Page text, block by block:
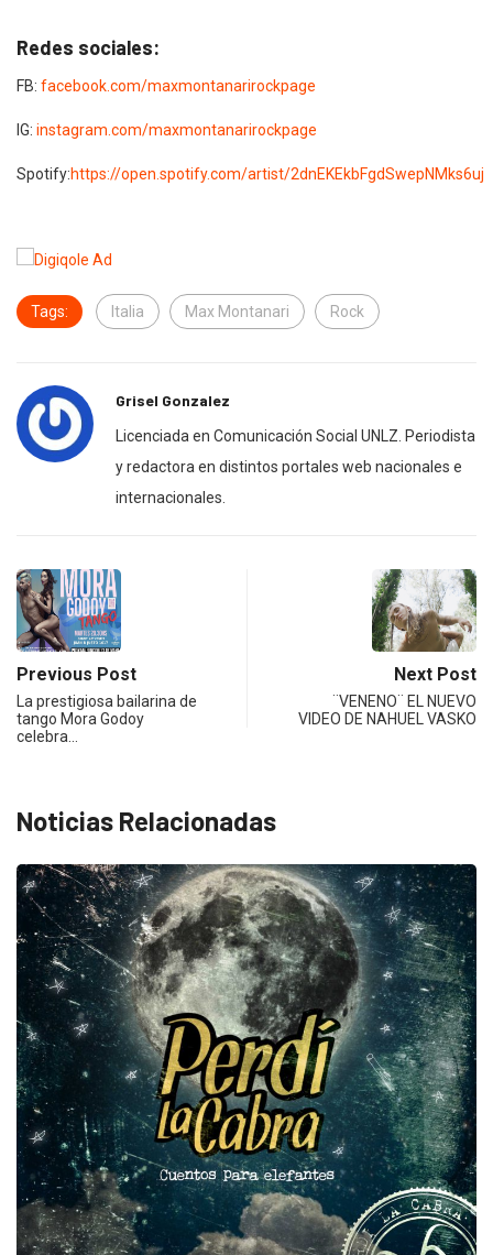
Redes sociales:
FB: facebook.com/maxmontanarirockpage
IG: instagram.com/maxmontanarirockpage
Spotify:https://open.spotify.com/artist/2dnEKEkbFgdSwepNMks6uj
Tags: Italia Max Montanari Rock
Grisel Gonzalez
Licenciada en Comunicación Social UNLZ. Periodista
y redactora en distintos portales web nacionales e
internacionales.
Previous Post
La prestigiosa bailarina de
tango Mora Godoy
celebra…
Next Post
¨VENENO¨ EL NUEVO
VIDEO DE NAHUEL VASKO
Noticias Relacionadas